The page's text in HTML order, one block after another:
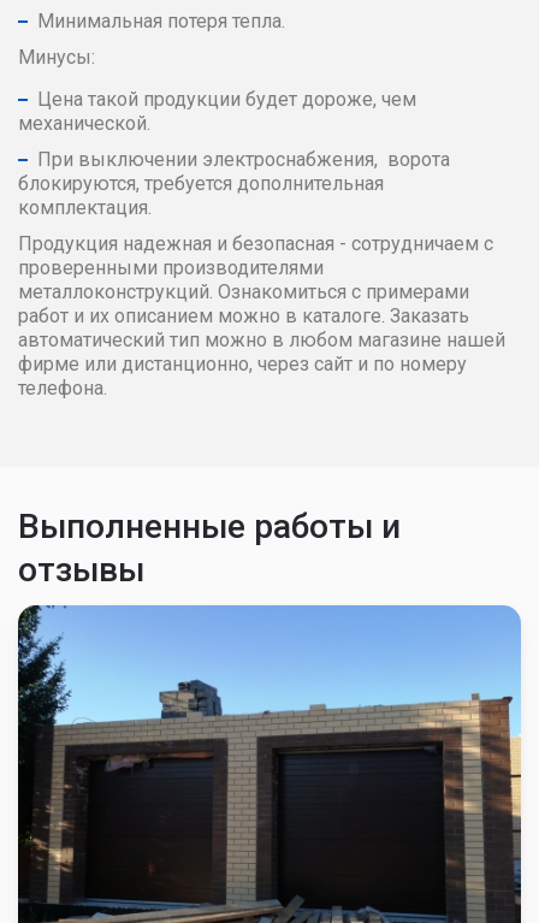
Минимальная потеря тепла.
Минусы:
Цена такой продукции будет дороже, чем
механической.
При выключении электроснабжения, ворота
блокируются, требуется дополнительная
комплектация.
Продукция надежная и безопасная - сотрудничаем с
проверенными производителями
металлоконструкций. Ознакомиться с примерами
работ и их описанием можно в каталоге. Заказать
автоматический тип можно в любом магазине нашей
фирме или дистанционно, через сайт и по номеру
телефона.
Выполненные работы и
отзывы